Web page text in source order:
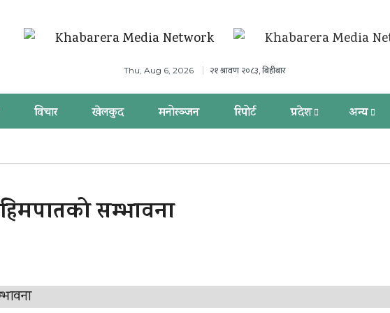
Thu, Aug 6, 2026 २१ श्रावण २०८३, बिहीबार
विचार खेलकुद मनोरञ्जन रिपोर्ट प्रदेश अन्य
सम्भावना